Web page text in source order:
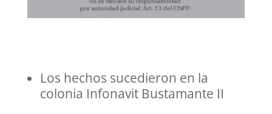
Los hechos sucedieron en la
colonia Infonavit Bustamante II